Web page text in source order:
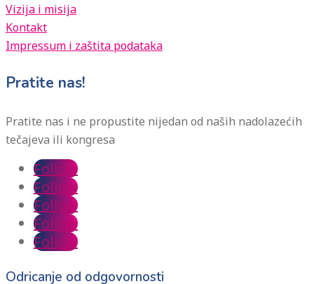
Vizija i misija
Kontakt
Impressum i zaštita podataka
Pratite nas!
Pratite nas i ne propustite nijedan od naših nadolazećih
tečajeva ili kongresa
Follow
Follow
Follow
Follow
Follow
Odricanje od odgovornosti